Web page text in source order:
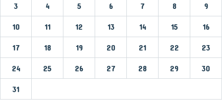
3 4 5 6 7 8 9
10 11 12 13 14 15 16
17 18 19 20 21 22 23
24 25 26 27 28 29 30
31